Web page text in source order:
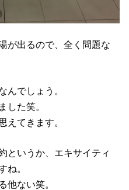
が出るので、全く問題な
んでしょう。
した笑。
えてきます。
というか、エキサイティ
ね。
他ない笑。